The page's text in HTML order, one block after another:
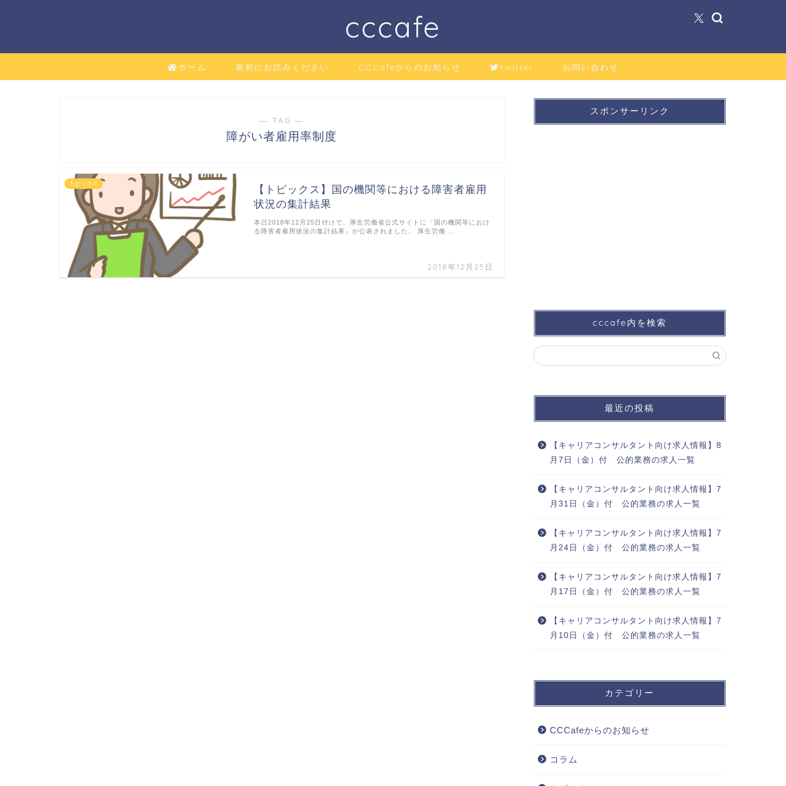
cccafe
ホーム 最初にお読みください CCCafeからのお知らせ twitter お問い合わせ
― TAG ―
障がい者雇用率制度
トピックス
【トピックス】国の機関等における障害者雇用
状況の集計結果
2018年12月25日
本日2018年12月25日付けで、厚生労働省公式サイトに「国の機関等におけ
る障害者雇用状況の集計結果」が公表されました。 厚生労働 …
スポンサーリンク
cccafe内を検索
最近の投稿
【キャリアコンサルタント向け求人情報】8
月7日（金）付 公的業務の求人一覧
【キャリアコンサルタント向け求人情報】7
月31日（金）付 公的業務の求人一覧
【キャリアコンサルタント向け求人情報】7
月24日（金）付 公的業務の求人一覧
【キャリアコンサルタント向け求人情報】7
月17日（金）付 公的業務の求人一覧
【キャリアコンサルタント向け求人情報】7
月10日（金）付 公的業務の求人一覧
カテゴリー
CCCafeからのお知らせ
コラム